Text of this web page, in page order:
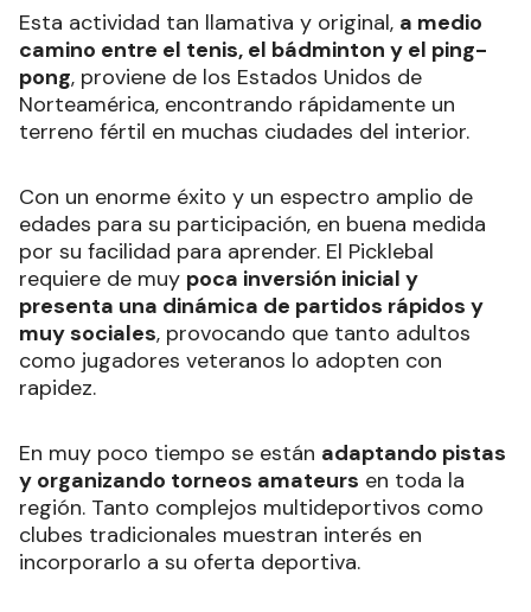
Esta actividad tan llamativa y original, a medio
camino entre el tenis, el bádminton y el ping-
pong, proviene de los Estados Unidos de
Norteamérica, encontrando rápidamente un
terreno fértil en muchas ciudades del interior.
Con un enorme éxito y un espectro amplio de
edades para su participación, en buena medida
por su facilidad para aprender. El Picklebal
requiere de muy poca inversión inicial y
presenta una dinámica de partidos rápidos y
muy sociales, provocando que tanto adultos
como jugadores veteranos lo adopten con
rapidez.
En muy poco tiempo se están adaptando pistas
y organizando torneos amateurs en toda la
región. Tanto complejos multideportivos como
clubes tradicionales muestran interés en
incorporarlo a su oferta deportiva.